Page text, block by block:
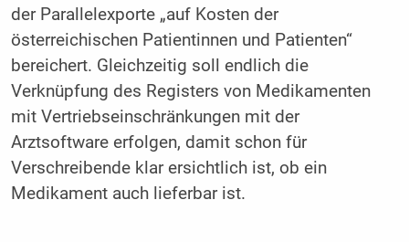
der Parallelexporte „auf Kosten der
österreichischen Patientinnen und Patienten“
bereichert. Gleichzeitig soll endlich die
Verknüpfung des Registers von Medikamenten
mit Vertriebseinschränkungen mit der
Arztsoftware erfolgen, damit schon für
Verschreibende klar ersichtlich ist, ob ein
Medikament auch lieferbar ist.